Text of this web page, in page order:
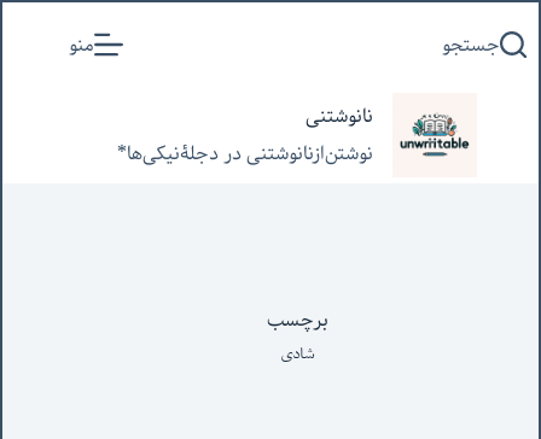
به
جستجو منو
نانوشتنی
نوشتن‌از‌نانوشتنی‌ در‌ دجلۀنیکی‌ها*
برچسب
شادی